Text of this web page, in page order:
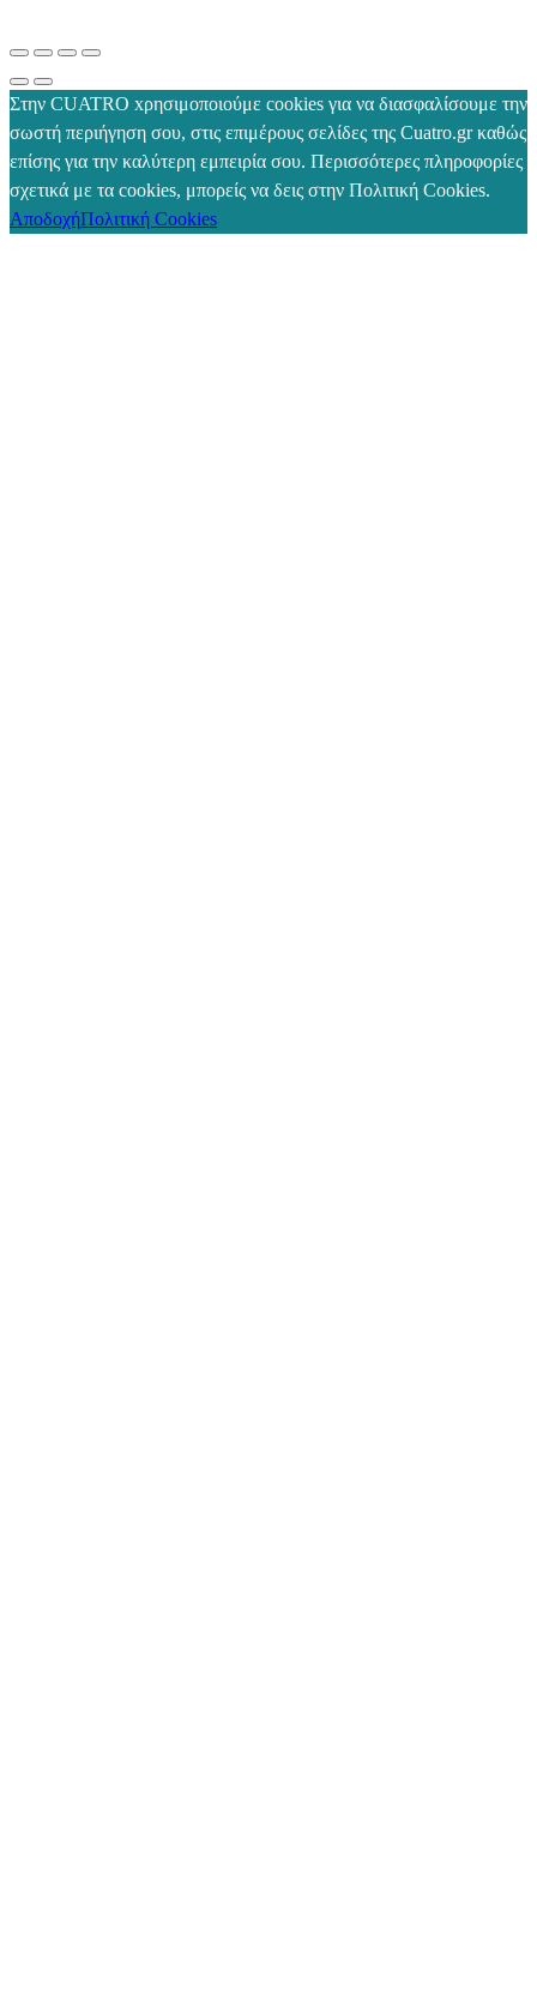
Στην CUATRO xρησιμοποιούμε cookies για να διασφαλίσουμε την
σωστή περιήγηση σου, στις επιμέρους σελίδες της Cuatro.gr καθώς
επίσης για την καλύτερη εμπειρία σου. Περισσότερες πληροφορίες
σχετικά με τα cookies, μπορείς να δεις στην Πολιτική Cookies.
ΑποδοχήΠολιτική Cookies